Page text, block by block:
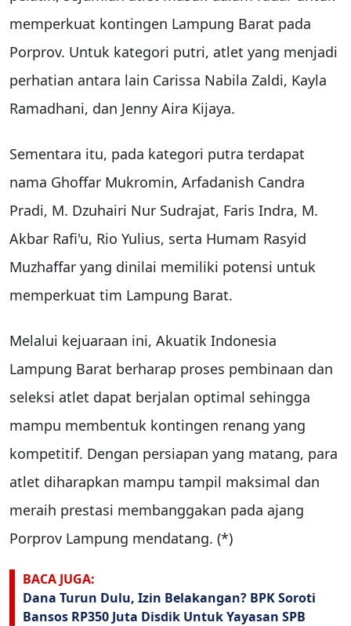
memperkuat kontingen Lampung Barat pada
Porprov. Untuk kategori putri, atlet yang menjadi
perhatian antara lain Carissa Nabila Zaldi, Kayla
Ramadhani, dan Jenny Aira Kijaya.
Sementara itu, pada kategori putra terdapat
nama Ghoffar Mukromin, Arfadanish Candra
Pradi, M. Dzuhairi Nur Sudrajat, Faris Indra, M.
Akbar Rafi'u, Rio Yulius, serta Humam Rasyid
Muzhaffar yang dinilai memiliki potensi untuk
memperkuat tim Lampung Barat.
Melalui kejuaraan ini, Akuatik Indonesia
Lampung Barat berharap proses pembinaan dan
seleksi atlet dapat berjalan optimal sehingga
mampu membentuk kontingen renang yang
kompetitif. Dengan persiapan yang matang, para
atlet diharapkan mampu tampil maksimal dan
meraih prestasi membanggakan pada ajang
Porprov Lampung mendatang. (*)
BACA JUGA:
Dana Turun Dulu, Izin Belakangan? BPK Soroti
Bansos RP350 Juta Disdik Untuk Yayasan SPB